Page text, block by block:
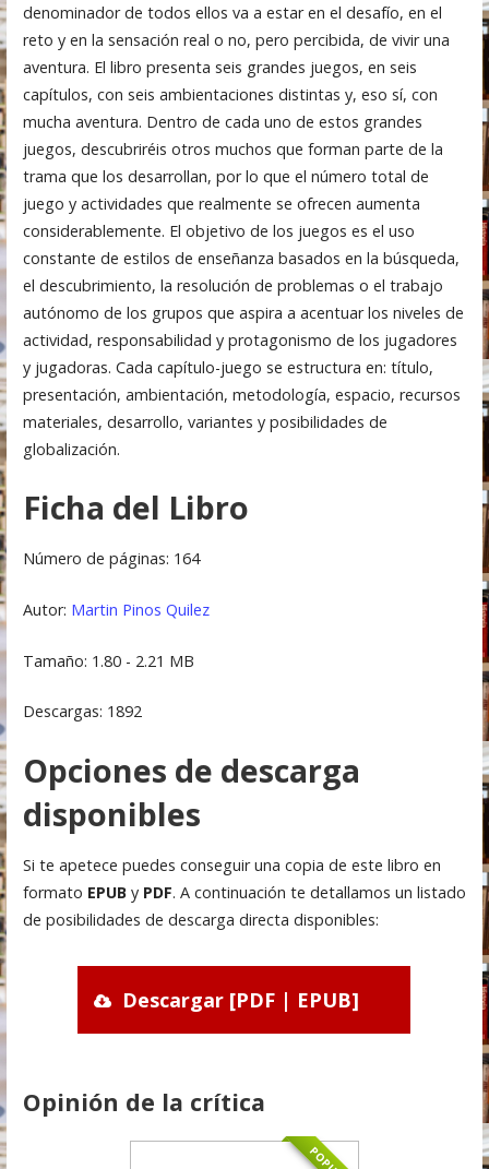
denominador de todos ellos va a estar en el desafío, en el
reto y en la sensación real o no, pero percibida, de vivir una
aventura. El libro presenta seis grandes juegos, en seis
capítulos, con seis ambientaciones distintas y, eso sí, con
mucha aventura. Dentro de cada uno de estos grandes
juegos, descubriréis otros muchos que forman parte de la
trama que los desarrollan, por lo que el número total de
juego y actividades que realmente se ofrecen aumenta
considerablemente. El objetivo de los juegos es el uso
constante de estilos de enseñanza basados en la búsqueda,
el descubrimiento, la resolución de problemas o el trabajo
autónomo de los grupos que aspira a acentuar los niveles de
actividad, responsabilidad y protagonismo de los jugadores
y jugadoras. Cada capítulo-juego se estructura en: título,
presentación, ambientación, metodología, espacio, recursos
materiales, desarrollo, variantes y posibilidades de
globalización.
Ficha del Libro
Número de páginas: 164
Autor: Martin Pinos Quilez
Tamaño: 1.80 - 2.21 MB
Descargas: 1892
Opciones de descarga
disponibles
Si te apetece puedes conseguir una copia de este libro en
formato EPUBy PDF. A continuación te detallamos un listado
de posibilidades de descarga directa disponibles:
Descargar [PDF | EPUB]
Opinión de la crítica